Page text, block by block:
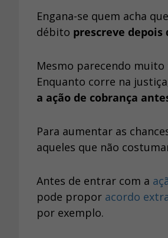
Engana-se quem acha
débito prescreve depois
Mesmo parecendo
Enquanto corre na
a ação de cobrança
Para aumentar as
aqueles que não
Antes de entrar com a
pode propor acordo
por exemplo.